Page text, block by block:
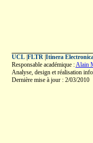
UCL| FLTR| Itinera
Responsable académique :Alain
Analyse, design et réalisation
Dernière mise à jour : 2/03/2010